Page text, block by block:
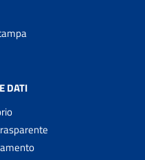
DATI